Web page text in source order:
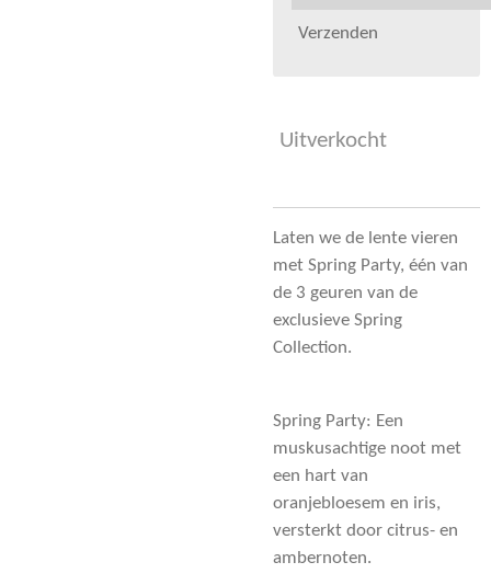
Verzenden
Uitverkocht
Laten we de lente vieren
met Spring Party, één van
de 3 geuren van de
exclusieve Spring
Collection.
Spring Party: Een
muskusachtige noot met
een hart van
oranjebloesem en iris,
versterkt door citrus- en
ambernoten.